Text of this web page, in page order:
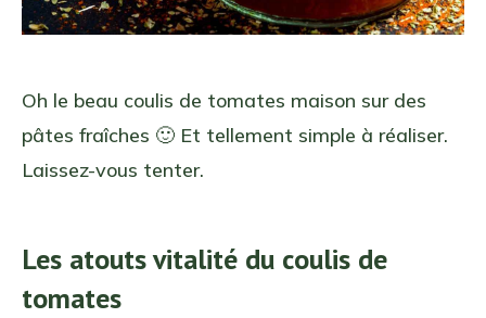
Oh le beau coulis de tomates maison sur des
pâtes fraîches 🙂 Et tellement simple à réaliser.
Laissez-vous tenter.
Les atouts vitalité du coulis de
tomates